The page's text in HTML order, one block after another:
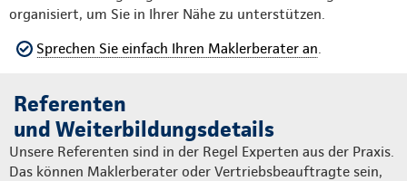
organisiert, um Sie in Ihrer Nähe zu unterstützen.
Sprechen Sie einfach Ihren Maklerberater an
Referenten
und Weiterbildungsdetails
Unsere Referenten sind in der Regel Experten aus der Praxis.
Das können Maklerberater oder Vertriebsbeauftragte sein,